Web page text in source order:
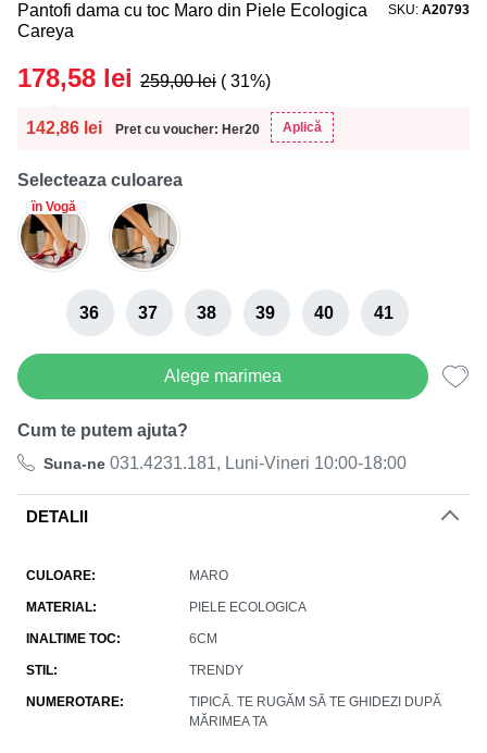
Pantofi dama cu toc Maro din Piele Ecologica
Careya
SKU A20793
142,86 lei Pret cu voucher: Her20 Aplică
178,58 lei 259,00lei ( 31%)
Selecteaza culoarea
în Vogă
36 37 38 39 40 41
Alege marimea
Cum te putem ajuta?
Suna-ne 031.4231.181, Luni-Vineri 10:00-18:00
DETALII
CULOARE MARO
MATERIAL PIELE ECOLOGICA
INALTIME TOC 6CM
STIL TRENDY
NUMEROTARE
TIPICĂ. TE RUGĂM SĂ TE GHIDEZI DUPĂ
MĂRIMEA TA